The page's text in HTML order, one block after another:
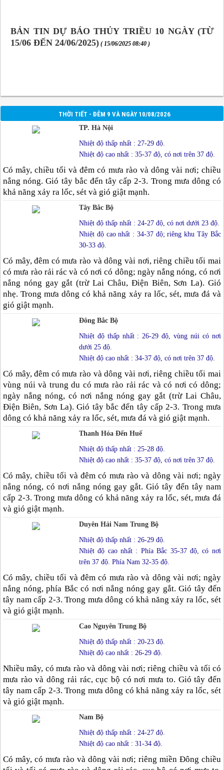
BẢN TIN DỰ BÁO THỦY TRIỀU 10 NGÀY (TỪ
15/06 ĐẾN 24/06/2025) ( 15/06/2025 08:40 )
THỜI TIẾT - ĐÊM 9 VÀ NGÀY 10/08/2026
TP. Hà Nội
Nhiệt độ thấp nhất : 27-29 độ.
Nhiệt độ cao nhất : 35-37 độ, có nơi trên 37 độ.
Có mây, chiều tối và đêm có mưa rào và dông vài nơi; chiều
nắng nóng. Gió tây bắc đến tây cấp 2-3. Trong mưa dông có
khả năng xảy ra lốc, sét và gió giật mạnh.
Tây Bắc Bộ
Nhiệt độ thấp nhất : 24-27 độ, có nơi dưới 23 độ.
Nhiệt độ cao nhất : 34-37 độ; riêng khu Tây Bắc
30-33 độ.
Có mây, đêm có mưa rào và dông vài nơi, riêng chiều tối mai
có mưa rào rải rác và có nơi có dông; ngày nắng nóng, có nơi
nắng nóng gay gắt (trừ Lai Châu, Điện Biên, Sơn La). Gió
nhẹ. Trong mưa dông có khả năng xảy ra lốc, sét, mưa đá và
gió giật mạnh.
Đông Bắc Bộ
Nhiệt độ thấp nhất : 26-29 độ, vùng núi có nơi
dưới 25 độ.
Nhiệt độ cao nhất : 34-37 độ, có nơi trên 37 độ.
Có mây, đêm có mưa rào và dông vài nơi, riêng chiều tối mai
vùng núi và trung du có mưa rào rải rác và có nơi có dông;
ngày nắng nóng, có nơi nắng nóng gay gắt (trừ Lai Châu,
Điện Biên, Sơn La). Gió tây bắc đến tây cấp 2-3. Trong mưa
dông có khả năng xảy ra lốc, sét, mưa đá và gió giật mạnh.
Thanh Hóa Đến Huế
Nhiệt độ thấp nhất : 25-28 độ.
Nhiệt độ cao nhất : 35-37 độ, có nơi trên 37 độ.
Có mây, chiều tối và đêm có mưa rào và dông vài nơi; ngày
nắng nóng, có nơi nắng nóng gay gắt. Gió tây đến tây nam
cấp 2-3. Trong mưa dông có khả năng xảy ra lốc, sét, mưa đá
và gió giật mạnh.
Duyên Hải Nam Trung Bộ
Nhiệt độ thấp nhất : 26-29 độ.
Nhiệt độ cao nhất : Phía Bắc 35-37 độ, có nơi
trên 37 độ. Phía Nam 32-35 độ.
Có mây, chiều tối và đêm có mưa rào và dông vài nơi; ngày
nắng nóng, phía Bắc có nơi nắng nóng gay gắt. Gió tây đến
tây nam cấp 2-3. Trong mưa dông có khả năng xảy ra lốc, sét
và gió giật mạnh.
Cao Nguyên Trung Bộ
Nhiệt độ thấp nhất : 20-23 độ.
Nhiệt độ cao nhất : 26-29 độ.
Nhiều mây, có mưa rào và dông vài nơi; riêng chiều và tối có
mưa rào và dông rải rác, cục bộ có nơi mưa to. Gió tây đến
tây nam cấp 2-3. Trong mưa dông có khả năng xảy ra lốc, sét
và gió giật mạnh.
Nam Bộ
Nhiệt độ thấp nhất : 24-27 độ.
Nhiệt độ cao nhất : 31-34 độ.
Có mây, có mưa rào và dông vài nơi; riêng miền Đông chiều